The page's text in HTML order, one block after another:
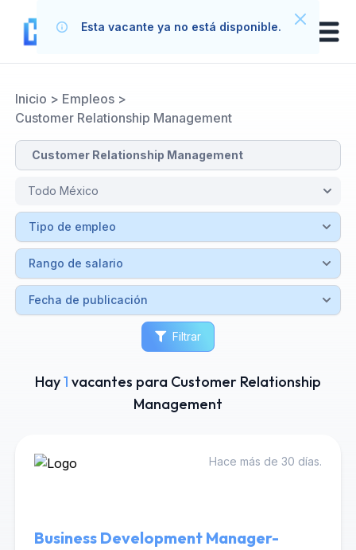
Inicio > Empleos>
Customer Relationship Management
Filtrar
Hay1 vacantes para Customer Relationship
Management
Hace más de 30 días.
Business Development Manager-
Esta vacante ya no está disponible.